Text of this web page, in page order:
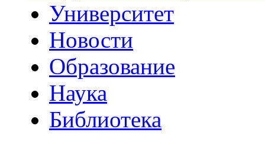
Университет
Новости
Образование
Наука
Библиотека